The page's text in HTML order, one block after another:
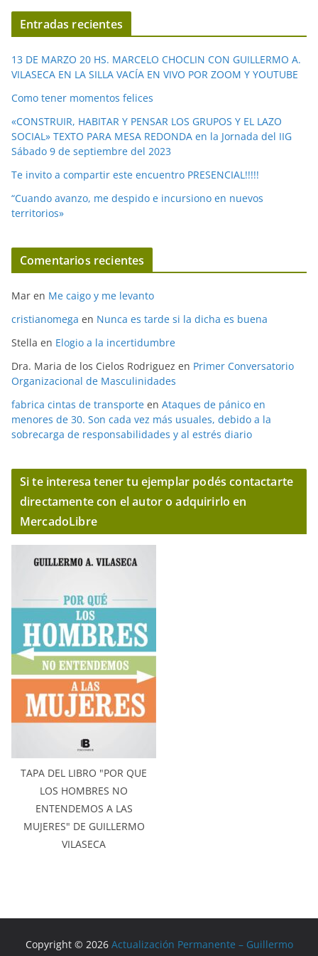
í
d
e
o
Entradas recientes
13 DE MARZO 20 HS. MARCELO CHOCLIN CON GUILLERMO A.
VILASECA EN LA SILLA VACÍA EN VIVO POR ZOOM Y YOUTUBE
Como tener momentos felices
«CONSTRUIR, HABITAR Y PENSAR LOS GRUPOS Y EL LAZO
SOCIAL» TEXTO PARA MESA REDONDA en la Jornada del IIG
Sábado 9 de septiembre del 2023
Te invito a compartir este encuentro PRESENCIAL!!!!!
“Cuando avanzo, me despido e incursiono en nuevos
territorios»
Comentarios recientes
Mar en Me caigo y me levanto
cristianomega en Nunca es tarde si la dicha es buena
Stella en Elogio a la incertidumbre
Dra. Maria de los Cielos Rodriguez en Primer Conversatorio
Organizacional de Masculinidades
fabrica cintas de transporte en Ataques de pánico en
menores de 30. Son cada vez más usuales, debido a la
sobrecarga de responsabilidades y al estrés diario
Si te interesa tener tu ejemplar podés contactarte
directamente con el autor o adquirirlo en
MercadoLibre
TAPA DEL LIBRO "POR QUE
LOS HOMBRES NO
ENTENDEMOS A LAS
MUJERES" DE GUILLERMO
VILASECA
Copyright © 2026 Actualización Permanente – Guillermo